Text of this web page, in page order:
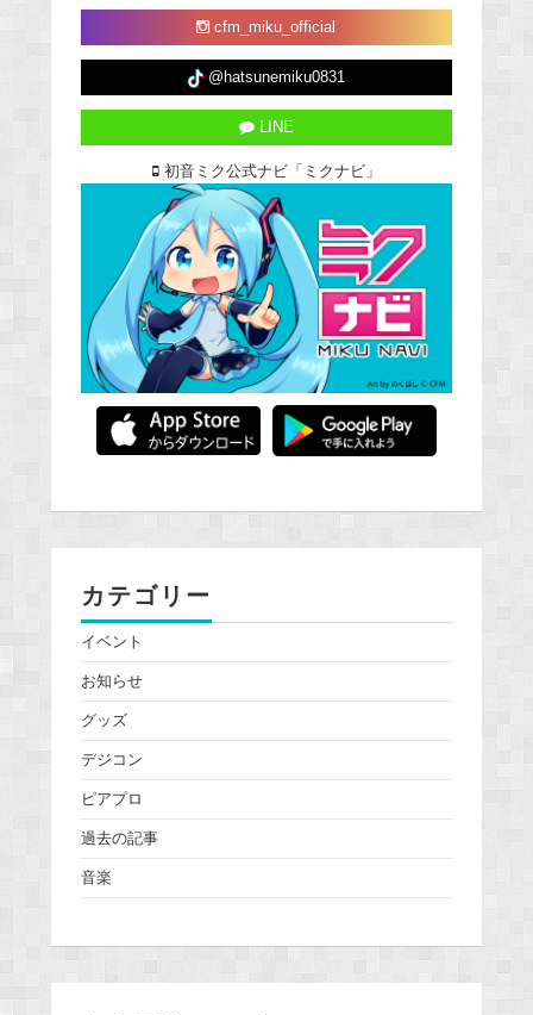
cfm_miku_official
@hatsunemiku0831
LINE
初音ミク公式ナビ「ミクナビ」
カテゴリー
イベント
お知らせ
グッズ
デジコン
ピアプロ
過去の記事
音楽